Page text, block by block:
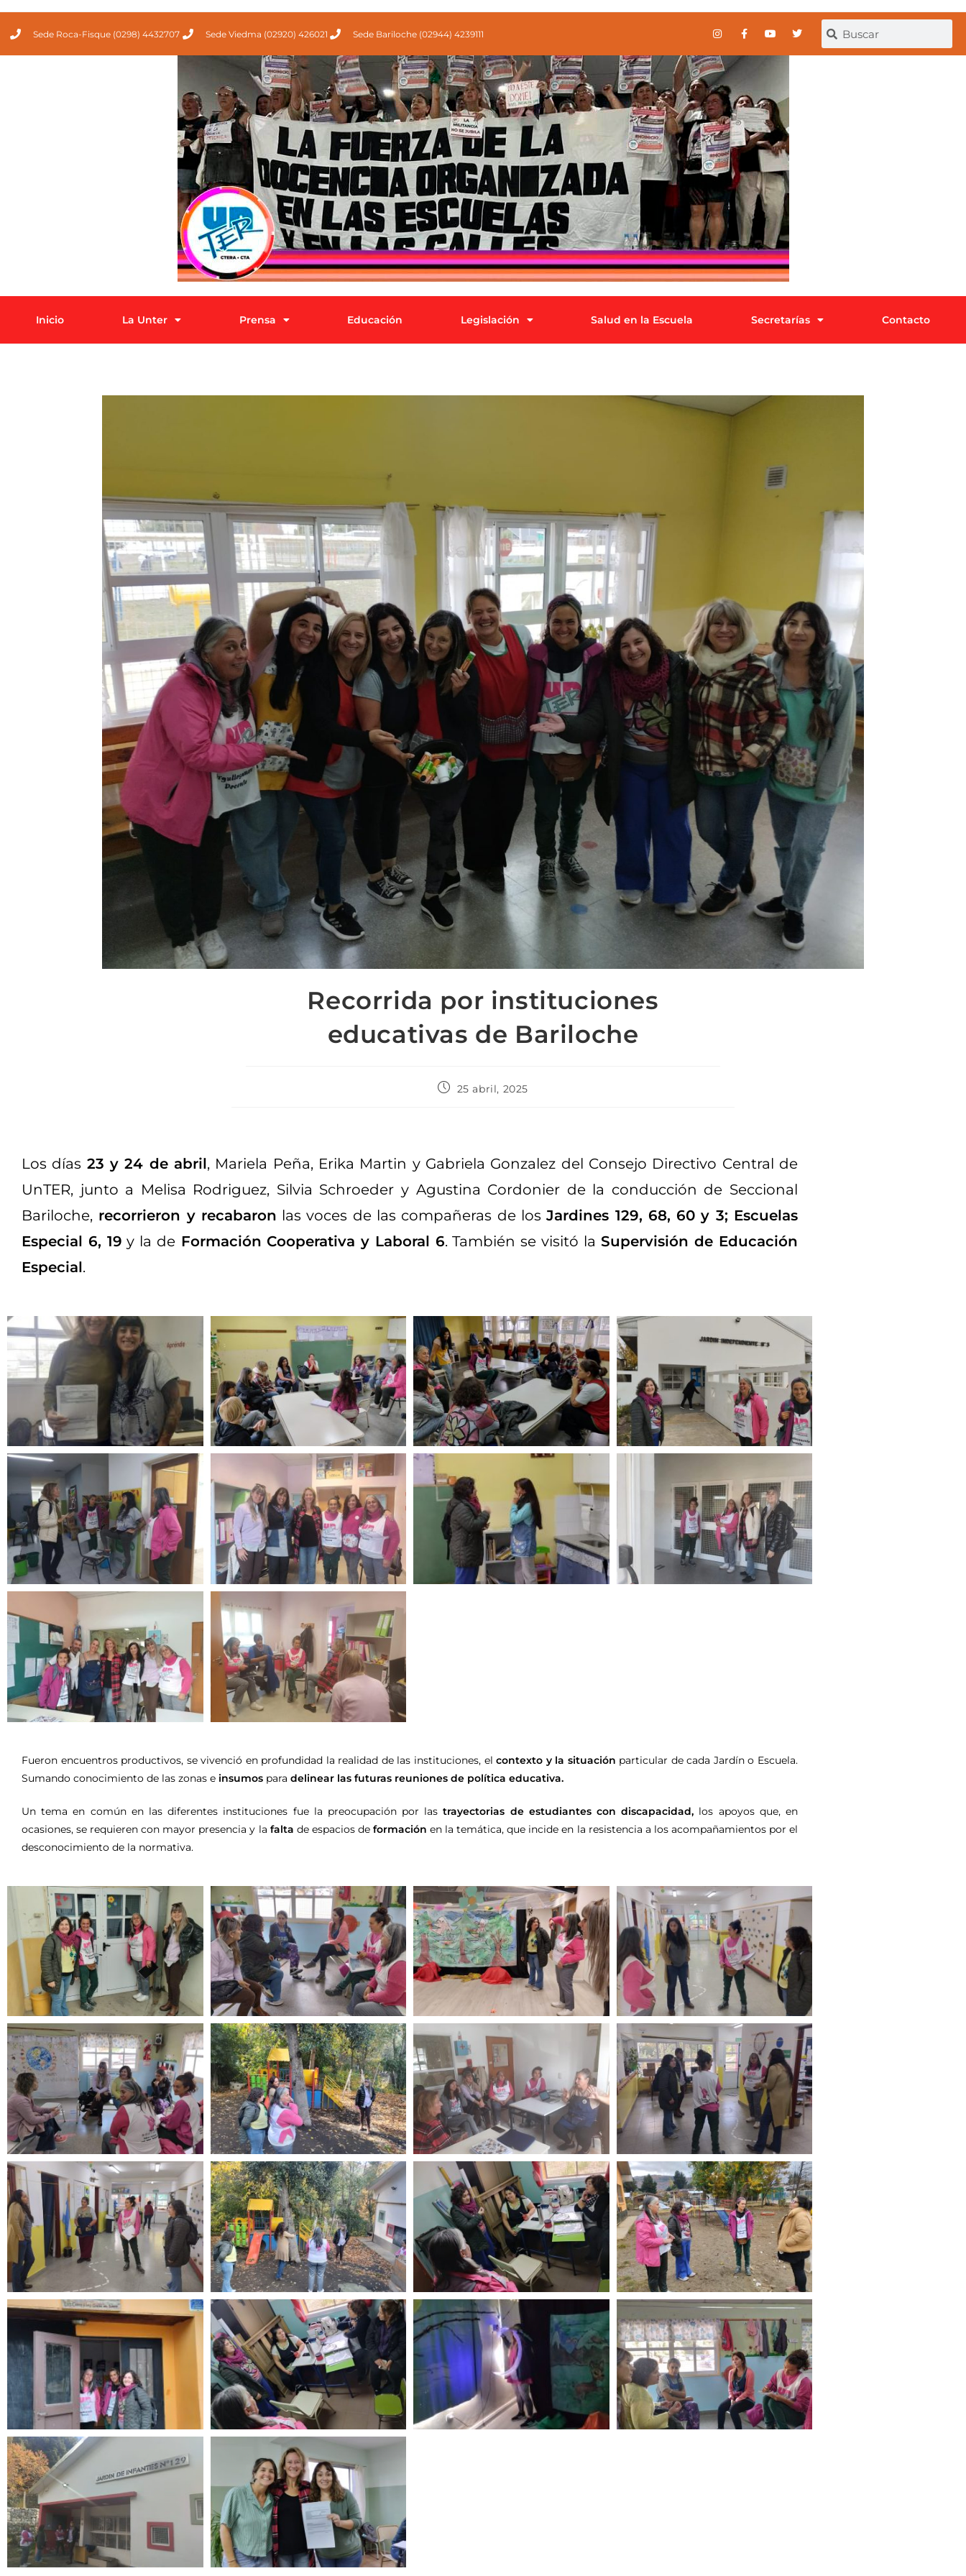
Sede Roca-Fisque (0298) 4432707 Sede Viedma (02920) 426021 Sede Bariloche (02944) 4239111
Inicio La Unter Prensa Educación Legislación Salud en la Escuela Secretarías Contacto
Recorrida por instituciones
educativas de Bariloche
25 abril, 2025
Los días 23 y 24 de abril, Mariela Peña, Erika Martin y Gabriela Gonzalez del Consejo Directivo Central de
UnTER, junto a Melisa Rodriguez, Silvia Schroeder y Agustina Cordonier de la conducción de Seccional
Bariloche, recorrieron y recabaron las voces de las compañeras de losJardines 129, 68, 60 y 3; Escuelas
Especial 6, 19 y la deFormación Cooperativa y Laboral 6. También se visitó la Supervisión de Educación
Especial.
Fueron encuentros productivos, se vivenció en profundidad la realidad de las instituciones, el contexto y la situación particular de cada Jardín o Escuela.
Sumando conocimiento de las zonas e insumos para delinear las futuras reuniones de política educativa.
Un tema en común en las diferentes instituciones fue la preocupación por lastrayectorias de estudiantes con discapacidad, los apoyos que, en
ocasiones, se requieren con mayor presencia y la falta de espacios deformación en la temática, que incide en la resistencia a los acompañamientos por el
desconocimiento de la normativa.